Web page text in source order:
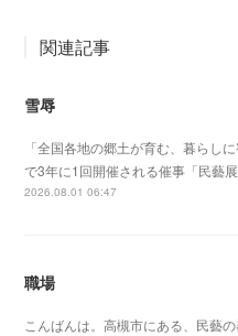
関連記事
雪辱
「全国各地の郷土が育む、暮らし
で3年に1回開催される催事「民藝
2026.08.01 06:47
職場
こんばんは。高槻市にある、民藝